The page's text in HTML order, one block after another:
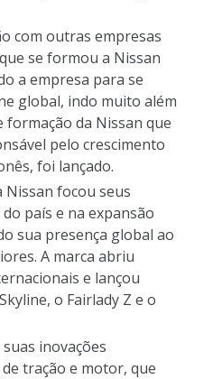
com outras empresas
se formou a Nissan
a empresa para se
global, indo muito além
formação da Nissan que
pelo crescimento
foi lançado.
Nissan focou seus
país e na expansão
sua presença global ao
A marca abriu
e lançou
o Fairlady Z e o
inovações
tração e motor, que